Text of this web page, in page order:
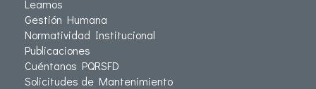
Leamos
Gestión Humana
Normatividad Institucional
Publicaciones
Cuéntanos PQRSFD
Solicitudes de Mantenimiento